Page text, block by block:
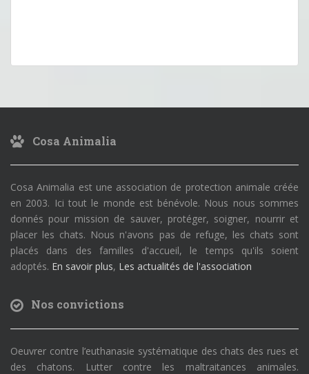
Cosa Animalia
Cosa Animalia est une association de protection animale créée
en 2003. Ici tout le monde est bénévole. Nous nous sommes
donnés pour mission de sauver, protéger, soigner, nourrir et
placer les chats. Nous n'avons pas de refuge, les chats sont
placés dans des familles d'accueil, le temps qu'ils soient
adoptés. En savoir plus, Les actualités de l'association
Nos convictions
Oeuvrer contre l’euthanasie systématique des chats des rues et
des chatons. Lutter contre les maltraitances animales.